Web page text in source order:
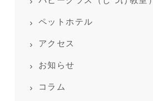
ペットホテル
アクセス
お知らせ
コラム